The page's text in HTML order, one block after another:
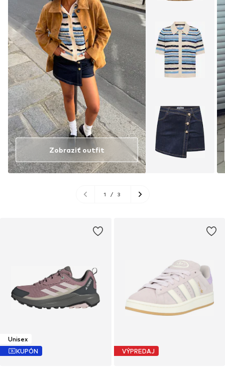
Unisex
KUPÓN
Zobraziť outfit
1 / 3
VÝPREDAJ